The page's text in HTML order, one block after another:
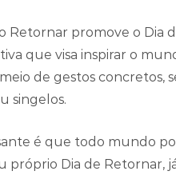
Retornar promove o Dia
que visa inspirar o
de gestos concretos,
singelos.
é que todo mundo
próprio Dia de Retornar,